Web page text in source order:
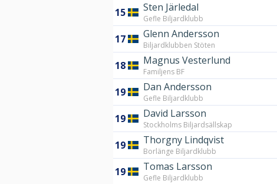
15 Sten Järledal
Gefle Biljardklubb
17 Glenn Andersson
Biljardklubben Stöten
18 Magnus Vesterlund
Familjens BF
19 Dan Andersson
Gefle Biljardklubb
19 David Larsson
Stockholms Biljardsällskap
19 Thorgny Lindqvist
Borlänge Biljardklubb
19 Tomas Larsson
Gefle Biljardklubb